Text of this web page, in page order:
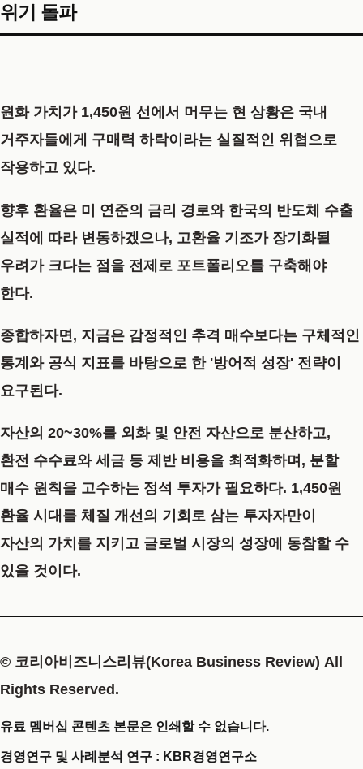
위기 돌파
원화 가치가 1,450원 선에서 머무는 현 상황은 국내
거주자들에게 구매력 하락이라는 실질적인 위협으로
작용하고 있다.
향후 환율은 미 연준의 금리 경로와 한국의 반도체 수출
실적에 따라 변동하겠으나, 고환율 기조가 장기화될
우려가 크다는 점을 전제로 포트폴리오를 구축해야
한다.
종합하자면, 지금은 감정적인 추격 매수보다는 구체적인
통계와 공식 지표를 바탕으로 한 '방어적 성장' 전략이
요구된다.
자산의 20~30%를 외화 및 안전 자산으로 분산하고,
환전 수수료와 세금 등 제반 비용을 최적화하며, 분할
매수 원칙을 고수하는 정석 투자가 필요하다. 1,450원
환율 시대를 체질 개선의 기회로 삼는 투자자만이
자산의 가치를 지키고 글로벌 시장의 성장에 동참할 수
있을 것이다.
© 코리아비즈니스리뷰(Korea Business Review) All
Rights Reserved.
유료 멤버십 콘텐츠 본문은 인쇄할 수 없습니다.
경영연구 및 사례분석 연구 : KBR경영연구소